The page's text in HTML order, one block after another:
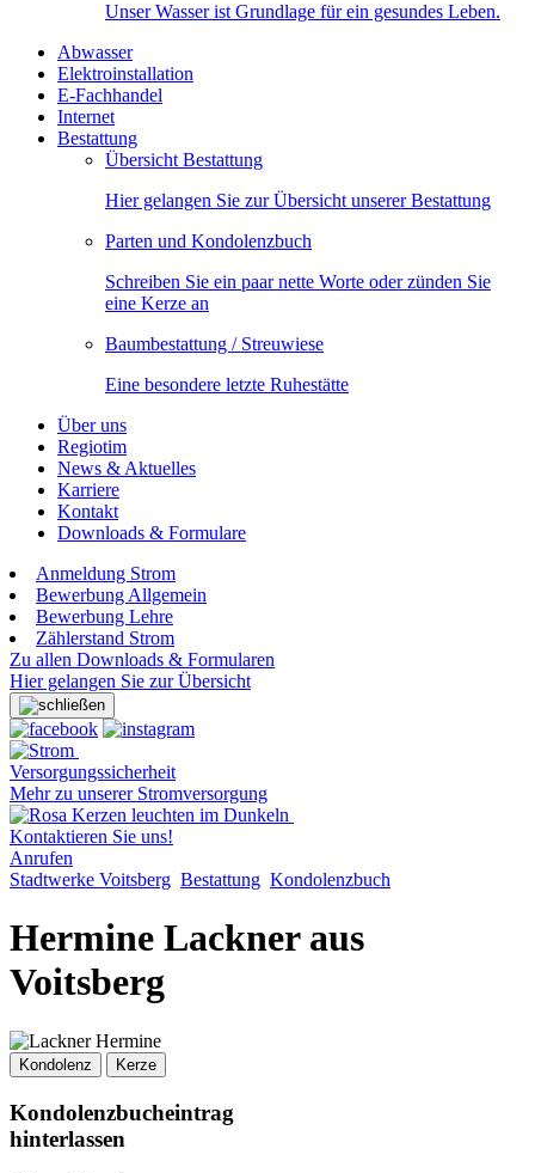
Unser Wasser ist Grundlage für ein gesundes Leben.
Abwasser
Elektroinstallation
E-Fachhandel
Internet
Bestattung
Übersicht Bestattung
Hier gelangen Sie zur Übersicht unserer Bestattung
Parten und Kondolenzbuch
Schreiben Sie ein paar nette Worte oder zünden Sie
eine Kerze an
Baumbestattung / Streuwiese
Eine besondere letzte Ruhestätte
Über uns
Regiotim
News & Aktuelles
Karriere
Kontakt
Downloads & Formulare
Anmeldung Strom
Bewerbung Allgemein
Bewerbung Lehre
Zählerstand Strom
Zu allen Downloads & Formularen
Hier gelangen Sie zur Übersicht
Versorgungssicherheit
Mehr zu unserer Stromversorgung
Kontaktieren Sie uns!
Anrufen
Stadtwerke Voitsberg Bestattung Kondolenzbuch
Hermine Lackner aus
Voitsberg
Kondolenz Kerze
Kondolenzbucheintrag
hinterlassen